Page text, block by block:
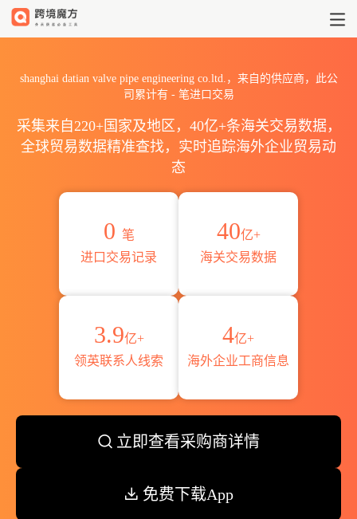
shanghai datian valve pipe engineering co.ltd.，来自的供应商，此公
司累计有 -笔进口交易
采集来自220+国家及地区，40亿+条海关交易数据，
全球贸易数据精准查找，实时追踪海外企业贸易动
态
0 笔
进口交易记录
40亿+
海关交易数据
3.9亿+
领英联系人线索
4亿+
海外企业工商信息
立即查看采购商详情
免费下载App